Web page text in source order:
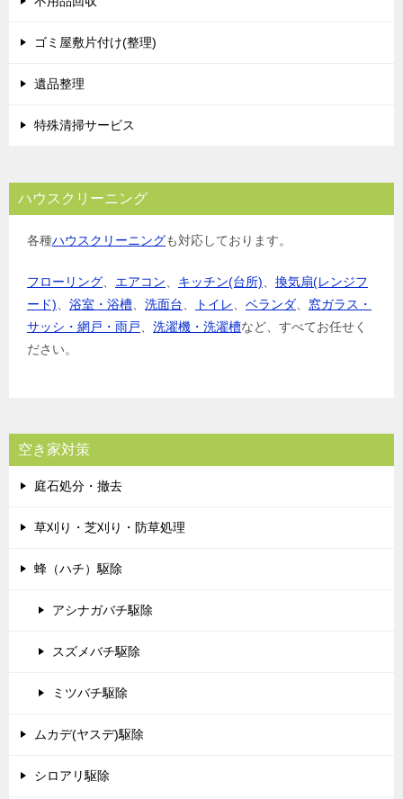
ゴミ屋敷片付け(整理)
遺品整理
特殊清掃サービス
ハウスクリーニング
各種ハウスクリーニングも対応しております。
フローリング、 エアコン、 キッチン(台所)、 換気扇(レンジフ
ード)、 浴室・浴槽、 洗面台、 トイレ、 ベランダ、 窓ガラス・
サッシ・網戸・雨戸、 洗濯機・洗濯槽など、すべてお任せく
ださい。
空き家対策
庭石処分・撤去
草刈り・芝刈り・防草処理
蜂（ハチ）駆除
アシナガバチ駆除
スズメバチ駆除
ミツバチ駆除
ムカデ(ヤスデ)駆除
シロアリ駆除